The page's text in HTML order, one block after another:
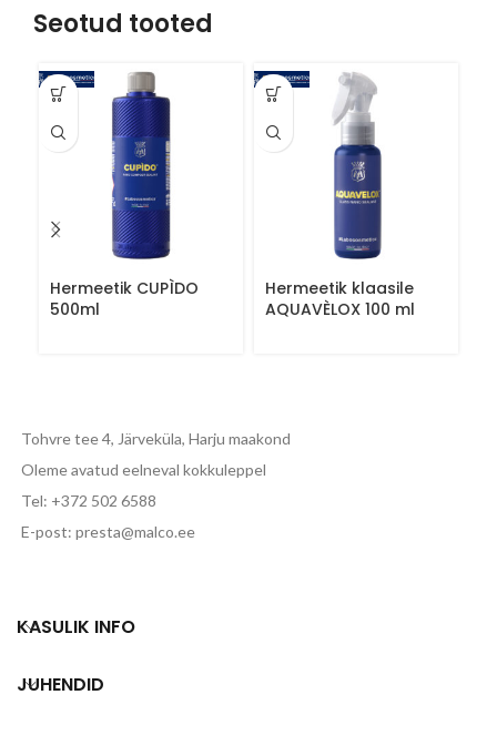
Seotud tooted
Hermeetik CUPÌDO
500ml
Hermeetik klaasile
AQUAVÈLOX 100 ml
Tohvre tee 4, Järveküla, Harju maakond
Oleme avatud eelneval kokkuleppel
Tel: +372 502 6588
E-post: presta@malco.ee
KASULIK INFO
JUHENDID